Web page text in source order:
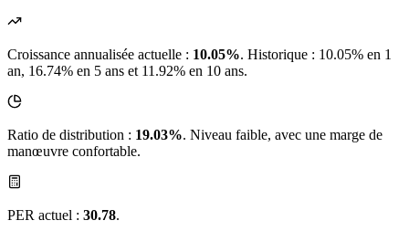
Croissance annualisée actuelle : 10.05%. Historique : 10.05% en 1
an, 16.74% en 5 ans et 11.92% en 10 ans.
Ratio de distribution : 19.03%. Niveau faible, avec une marge de
manœuvre confortable.
PER actuel : 30.78.